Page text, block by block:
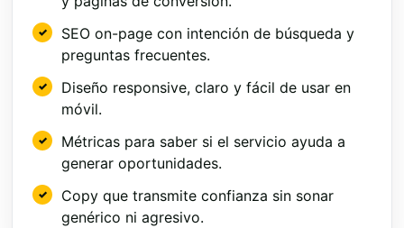
SEO on-page con intención de búsqueda y
preguntas frecuentes.
Diseño responsive, claro y fácil de usar en
móvil.
Métricas para saber si el servicio ayuda a
generar oportunidades.
Copy que transmite confianza sin sonar
genérico ni agresivo.